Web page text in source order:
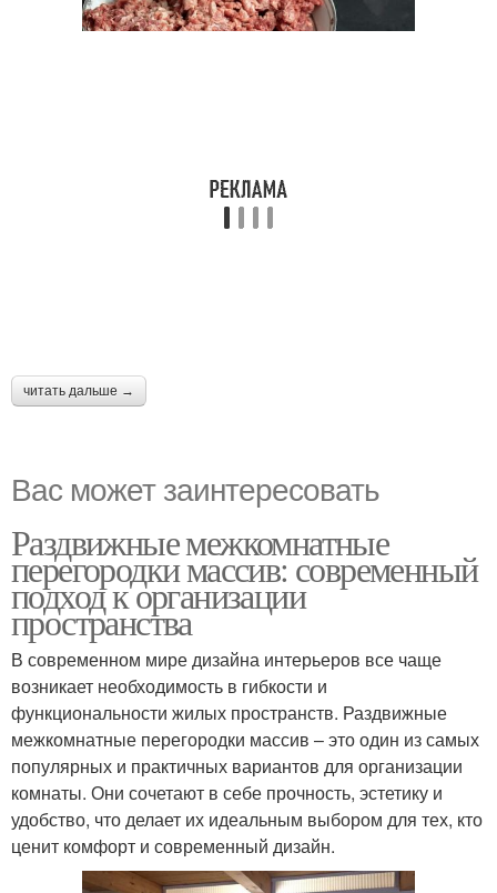
читать дальше →
Вас может заинтересовать
Раздвижные межкомнатные
перегородки массив: современный
подход к организации
пространства
В современном мире дизайна интерьеров все чаще
возникает необходимость в гибкости и
функциональности жилых пространств. Раздвижные
межкомнатные перегородки массив – это один из самых
популярных и практичных вариантов для организации
комнаты. Они сочетают в себе прочность, эстетику и
удобство, что делает их идеальным выбором для тех, кто
ценит комфорт и современный дизайн.